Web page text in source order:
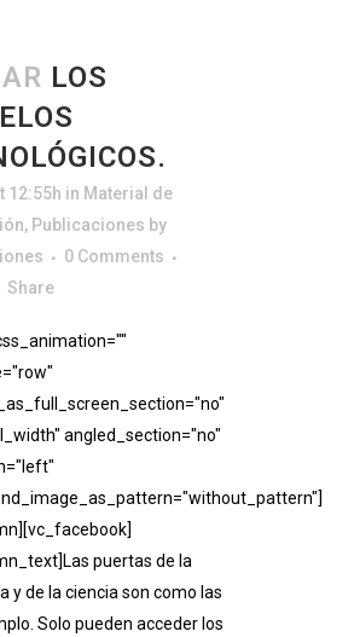
LOS
12:55h in Material de
, Publicaciones by
0 Comments
Share
angled_section="no"
puertas de la
y de la ciencia son como las
Solo pueden acceder los